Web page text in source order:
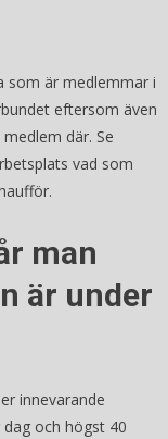
som är medlemmar i
eftersom även
där. Se
vad som
man
är under
innevarande
och högst 40